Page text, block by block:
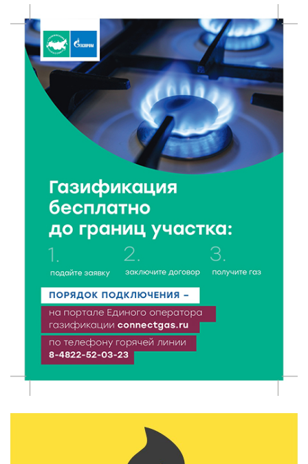
7 Авг 2026 15:02
От звёздочек к чемпионам: в Твери отметили
заслуги тренеров и атлетов
7 Авг 2026 14:46 80
Медицина стала самым популярным направлением у
абитуриентов в 2026 году
7 Авг 2026 14:31 117
От сортировки мусора до жилья для ветеранов СВО:
Владимир Васильев посетил СНТ в Твери
7 Авг 2026 14:02 127
Владимир Васильев получил удостоверение
кандидата в депутаты Госдумы IX созыва
7 Авг 2026 13:32 165
В Старице состоится бесплатный фестиваль
Как уберечься от клещей: рекомендации
Роспотребнадзора и текущая статистика